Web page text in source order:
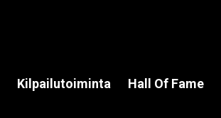
Kilpailutoiminta Hall Of Fame